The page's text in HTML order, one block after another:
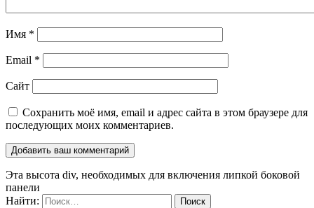
Имя *
Email *
Сайт
Сохранить моё имя, email и адрес сайта в этом браузере для
последующих моих комментариев.
Эта высота div, необходимых для включения липкой боковой
панели
Найти: